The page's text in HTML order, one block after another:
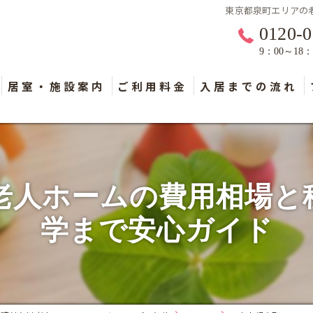
東京都泉町エリアの
0120-
9：00～18
居室・施設案内 ご利用料金 入居までの流れ
ホームの費用相場
学まで安心ガイド